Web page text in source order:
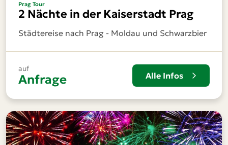
Prag Tour
2 Nächte in der Kaiserstadt Prag
Städtereise nach Prag - Moldau und Schwarzbier
auf
Anfrage Alle Infos